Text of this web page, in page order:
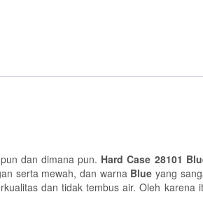
dan dimana pun. Hard Case 28101
serta mewah, dan warna Blue yang
dan tidak tembus air. Oleh karena